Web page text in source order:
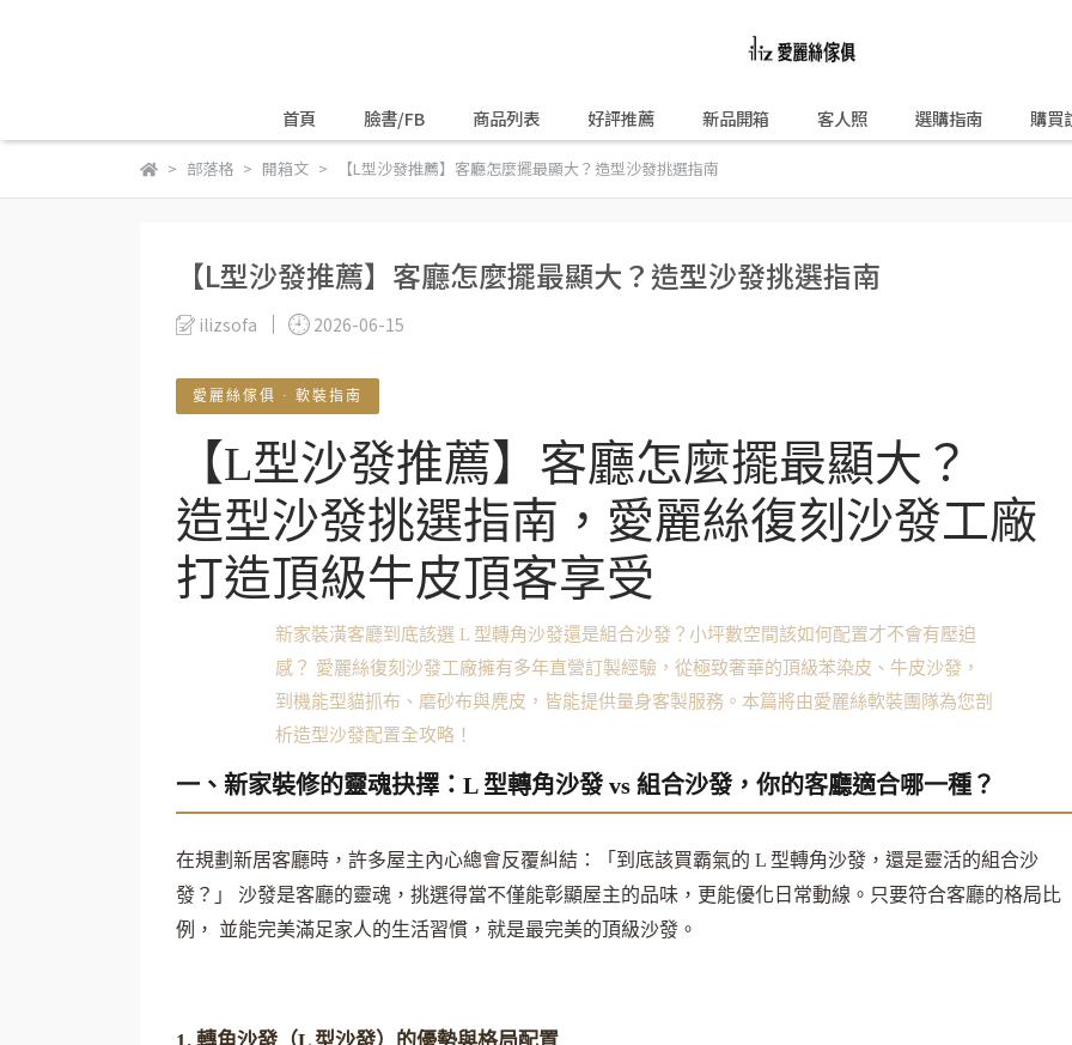
首頁 臉書/FB 商品列表 好評推薦 新品開箱 客人照 選購指南 購買
部落格 開箱文 【L型沙發推薦】客廳怎麼擺最顯大？造型沙發挑選指南
【L型沙發推薦】客廳怎麼擺最顯大？造型沙發挑選指南
ilizsofa 2026-06-15
愛麗絲傢俱 · 軟裝指南
【L型沙發推薦】客廳怎麼擺最顯大？
造型沙發挑選指南，愛麗絲復刻沙發工廠
打造頂級牛皮頂客享受
新家裝潢客廳到底該選 L 型轉角沙發還是組合沙發？小坪數空間該如何配置才不會有壓迫
感？ 愛麗絲復刻沙發工廠擁有多年直營訂製經驗，從極致奢華的頂級苯染皮、牛皮沙發，
到機能型貓抓布、磨砂布與麂皮，皆能提供量身客製服務。本篇將由愛麗絲軟裝團隊為您剖
析造型沙發配置全攻略！
一、新家裝修的靈魂抉擇：L 型轉角沙發 vs 組合沙發，你的客廳適合哪一種？
在規劃新居客廳時，許多屋主內心總會反覆糾結：「到底該買霸氣的 L 型轉角沙發，還是靈活的組合沙
發？」 沙發是客廳的靈魂，挑選得當不僅能彰顯屋主的品味，更能優化日常動線。只要符合客廳的格局比
例， 並能完美滿足家人的生活習慣，就是最完美的頂級沙發。